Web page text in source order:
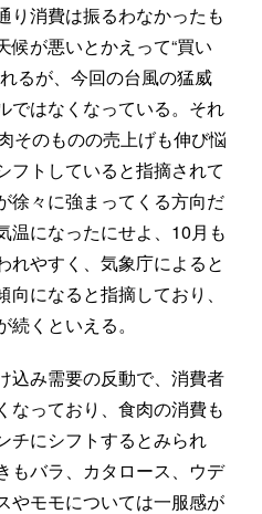
り消費は振るわなかったも
候が悪いとかえって“買い
るが、今回の台風の猛威
ではなくなっている。それ
そのものの売上げも伸び悩
フトしていると指摘されて
徐々に強まってくる方向だ
温になったにせよ、10月も
れやすく、気象庁によると
になると指摘しており、
くといえる。
込み需要の反動で、消費者
なっており、食肉の消費も
チにシフトするとみられ
もバラ、カタロース、ウデ
やモモについては一服感が